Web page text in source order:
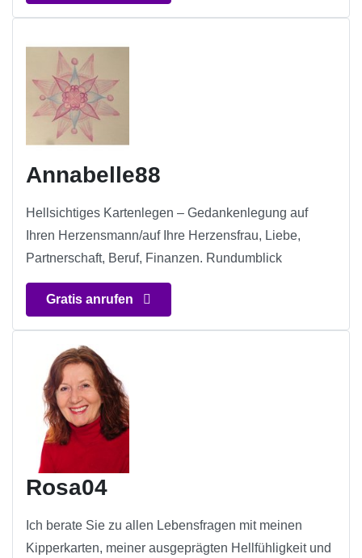
Annabelle88
Hellsichtiges Kartenlegen – Gedankenlegung auf
Ihren Herzensmann/auf Ihre Herzensfrau, Liebe,
Partnerschaft, Beruf, Finanzen. Rundumblick
Gratis anrufen
Rosa04
Ich berate Sie zu allen Lebensfragen mit meinen
Kipperkarten, meiner ausgeprägten Hellfühligkeit und